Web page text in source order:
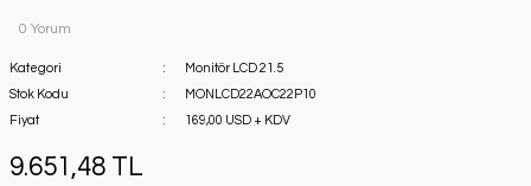
0 Yorum
Kategori
Monitör LCD 21.5
Stok Kodu
MONLCD22AOC22P10
Fiyat
169,00 USD + KDV
9.651,48 TL